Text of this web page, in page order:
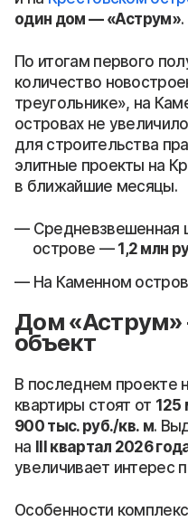
один дом — «Аструм».
По итогам первого
количество
треугольнике», на
островах не
для строительства
элитные проекты на
в ближайшие месяцы.
Средневзвешенная
острове — 1,2 млн
На Каменном
Дом
объект
В последнем проекте
квартиры стоят от 125
900 тыс. руб./кв. м.
на
III квартал 2026
увеличивает интерес
Особенности